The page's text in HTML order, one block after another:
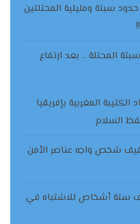
سبتة ومليلية المحتلتين
المحتلة .. بعد ارتفاع
توشح 599 من أفراد الكتيبة المغربية بإفريقيا
السلام
شخص واجه عناصر الأمن
ستة أشخاص للاشتباه في